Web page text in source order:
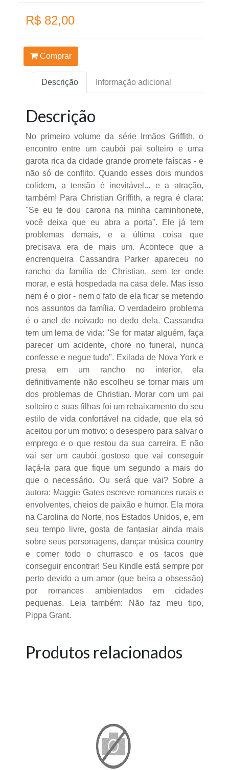
R$ 82,00
Comprar
Descrição Informação adicional
Descrição
No primeiro volume da série Irmãos Griffith, o
encontro entre um caubói pai solteiro e uma
garota rica da cidade grande promete faíscas - e
não só de conflito. Quando esses dois mundos
colidem, a tensão é inevitável... e a atração,
também! Para Christian Griffith, a regra é clara:
"Se eu te dou carona na minha caminhonete,
você deixa que eu abra a porta". Ele já tem
problemas demais, e a última coisa que
precisava era de mais um. Acontece que a
encrenqueira Cassandra Parker apareceu no
rancho da família de Christian, sem ter onde
morar, e está hospedada na casa dele. Mas isso
nem é o pior - nem o fato de ela ficar se metendo
nos assuntos da família. O verdadeiro problema
é o anel de noivado no dedo dela. Cassandra
tem um lema de vida: "Se for matar alguém, faça
parecer um acidente, chore no funeral, nunca
confesse e negue tudo". Exilada de Nova York e
presa em um rancho no interior, ela
definitivamente não escolheu se tornar mais um
dos problemas de Christian. Morar com um pai
solteiro e suas filhas foi um rebaixamento do seu
estilo de vida confortável na cidade, que ela só
aceitou por um motivo: o desespero para salvar o
emprego e o que restou da sua carreira. E não
vai ser um caubói gostoso que vai conseguir
laçá-la para que fique um segundo a mais do
que o necessário. Ou será que vai? Sobre a
autora: Maggie Gates escreve romances rurais e
envolventes, cheios de paixão e humor. Ela mora
na Carolina do Norte, nos Estados Unidos, e, em
seu tempo livre, gosta de fantasiar ainda mais
sobre seus personagens, dançar música country
e comer todo o churrasco e os tacos que
conseguir encontrar! Seu Kindle está sempre por
perto devido a um amor (que beira a obsessão)
por romances ambientados em cidades
pequenas. Leia também: Não faz meu tipo,
Pippa Grant.
Produtos relacionados